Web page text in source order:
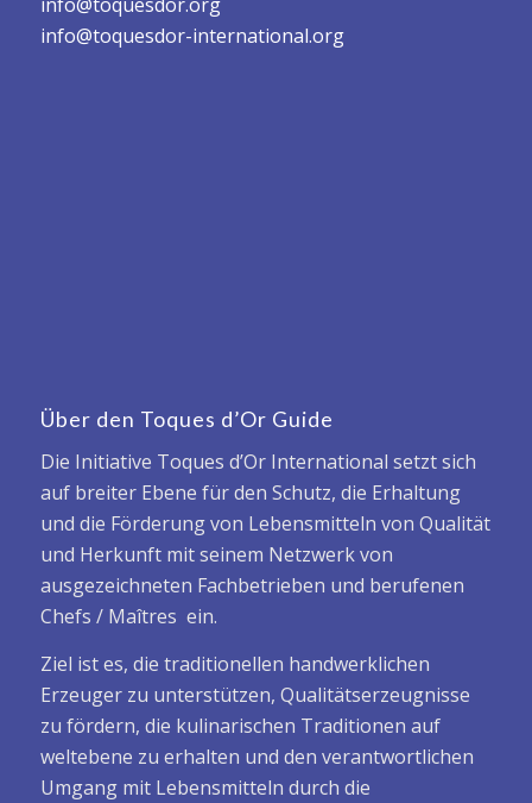
info@toquesdor-international.org
Über den Toques d’Or Guide
Die Initiative Toques d’Or International setzt sich
auf breiter Ebene für den Schutz, die Erhaltung
und die Förderung von Lebensmitteln von Qualität
und Herkunft mit seinem Netzwerk von
ausgezeichneten Fachbetrieben und berufenen
Chefs / Maîtres ein.
Ziel ist es, die traditionellen handwerklichen
Erzeuger zu unterstützen, Qualitätserzeugnisse
zu fördern, die kulinarischen Traditionen auf
weltebene zu erhalten und den verantwortlichen
Umgang mit Lebensmitteln durch die